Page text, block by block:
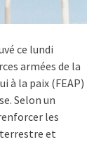
ce lundi
armées de la
à la paix (FEAP)
Selon un
les
terrestre et